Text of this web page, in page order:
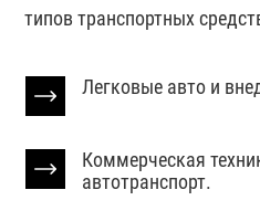
типов транспортных
Легковые авто и
Коммерческая
автотранспорт.